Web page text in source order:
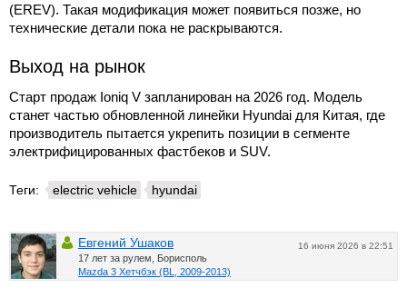
(EREV). Такая модификация может появиться позже, но
технические детали пока не раскрываются.
Выход на рынок
Старт продаж Ioniq V запланирован на 2026 год. Модель
станет частью обновленной линейки Hyundai для Китая, где
производитель пытается укрепить позиции в сегменте
электрифицированных фастбеков и SUV.
Теги: electric vehicle hyundai
16 июня 2026 в 22:51
Евгений Ушаков
17 лет за рулем, Борисполь
Mazda 3 Хетчбэк (BL, 2009-2013)